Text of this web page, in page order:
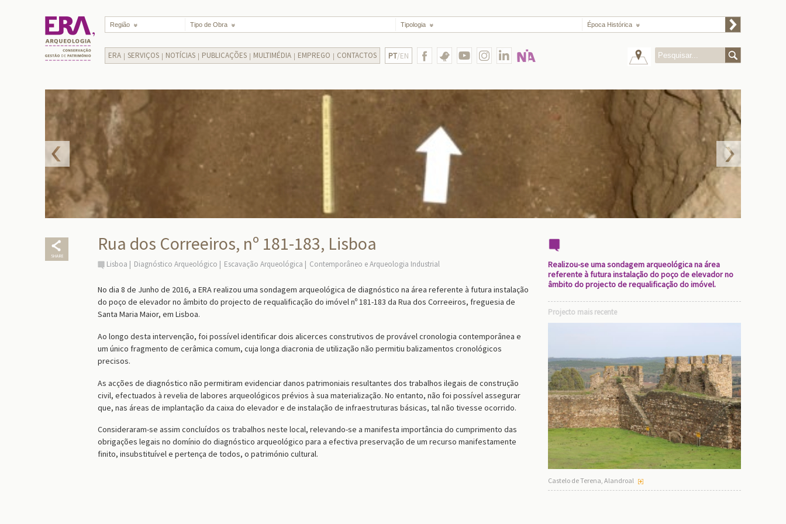
Região Tipo de Obra Tipologia Época Histórica
ERA SERVIÇOS NOTÍCIAS PUBLICAÇÕES MULTIMÉDIA EMPREGO CONTACTOS PT/EN
Rua dos Correeiros, nº 181-183, Lisboa
Lisboa Diagnóstico Arqueológico Escavação Arqueológica Contemporâneo e Arqueologia Industrial
No dia 8 de Junho de 2016, a ERA realizou uma sondagem arqueológica de diagnóstico na área referente à futura instalação
do poço de elevador no âmbito do projecto de requalificação do imóvel nº 181-183 da Rua dos Correeiros, freguesia de
Santa Maria Maior, em Lisboa.
Ao longo desta intervenção, foi possível identificar dois alicerces construtivos de provável cronologia contemporânea e
um único fragmento de cerâmica comum, cuja longa diacronia de utilização não permitiu balizamentos cronológicos
precisos.
As acções de diagnóstico não permitiram evidenciar danos patrimoniais resultantes dos trabalhos ilegais de construção
civil, efectuados à revelia de labores arqueológicos prévios à sua materialização. No entanto, não foi possível assegurar
que, nas áreas de implantação da caixa do elevador e de instalação de infraestruturas básicas, tal não tivesse ocorrido.
Consideraram-se assim concluídos os trabalhos neste local, relevando-se a manifesta importância do cumprimento das
obrigações legais no domínio do diagnóstico arqueológico para a efectiva preservação de um recurso manifestamente
finito, insubstituível e pertença de todos, o património cultural.
Realizou-se uma sondagem arqueológica na área
referente à futura instalação do poço de elevador no
âmbito do projecto de requalificação do imóvel.
Projecto mais recente
Castelo de Terena, Alandroal